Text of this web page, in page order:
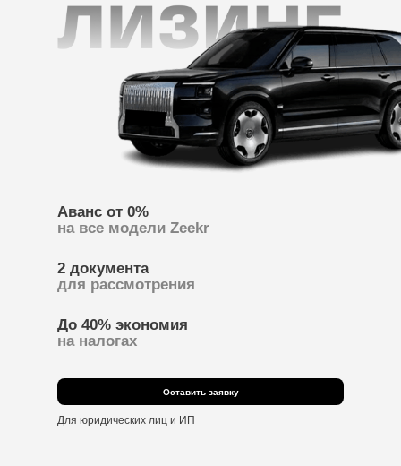
2 документа
для рассмотрения
До 40% экономия
на налогах
Аванс от 0%
на все модели Zeekr
Оставить заявку
Для юридических лиц и ИП